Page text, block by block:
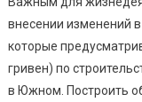
внесении изменений
которые
гривен) по
в Южном. Построить